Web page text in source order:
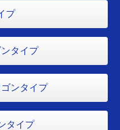
プ
タイプ
ンタイプ
タイプ